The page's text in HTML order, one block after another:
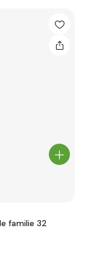
familie 32